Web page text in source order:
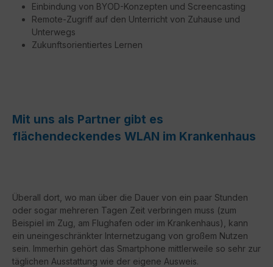
Einbindung von BYOD-Konzepten und Screencasting
Remote-Zugriff auf den Unterricht von Zuhause und
Unterwegs
Zukunftsorientiertes Lernen
Mit uns als Partner gibt es
flächendeckendes WLAN im Krankenhaus
Überall dort, wo man über die Dauer von ein paar Stunden
oder sogar mehreren Tagen Zeit verbringen muss (zum
Beispiel im Zug, am Flughafen oder im Krankenhaus), kann
ein uneingeschränkter Internetzugang von großem Nutzen
sein. Immerhin gehört das Smartphone mittlerweile so sehr zur
täglichen Ausstattung wie der eigene Ausweis.